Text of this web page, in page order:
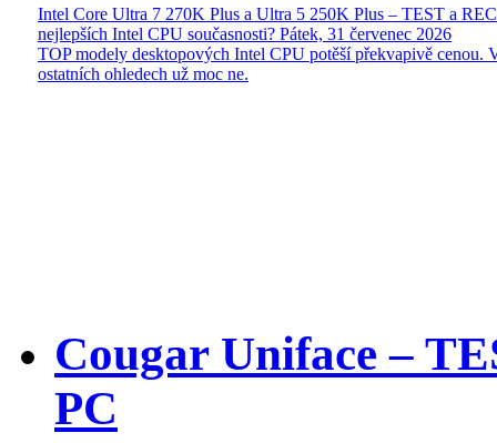
Intel Core Ultra 7 270K Plus a Ultra 5 250K Plus – TEST a
nejlepších Intel CPU současnosti? Pátek, 31 červenec 2026
TOP modely desktopových Intel CPU potěší překvapivě cenou.
ostatních ohledech už moc ne.
Cougar Uniface –
PC